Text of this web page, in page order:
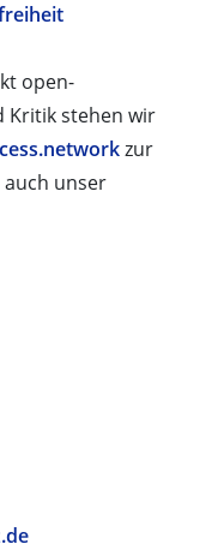
open-
Kritik stehen wir
zur
unser